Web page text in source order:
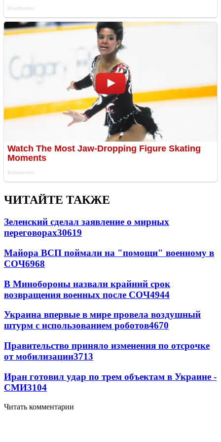
ЧИТАЙТЕ ТАКЖЕ
Зеленский сделал заявление о мирных
переговорах30619
Майора ВСП поймали на "помощи" военному в
СОЧ6968
В Минобороны назвали крайний срок
возвращения военных после СОЧ4944
Украина впервые в мире провела воздушный
штурм с использованием роботов4670
Правительство приняло изменения по отсрочке
от мобилизации3713
Иран готовил удар по трем объектам в Украине -
СМИ3104
Читать комментарии